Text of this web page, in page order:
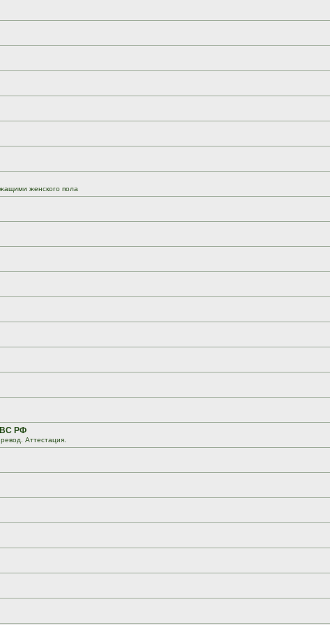
женского пола
ВС РФ
Аттестация.